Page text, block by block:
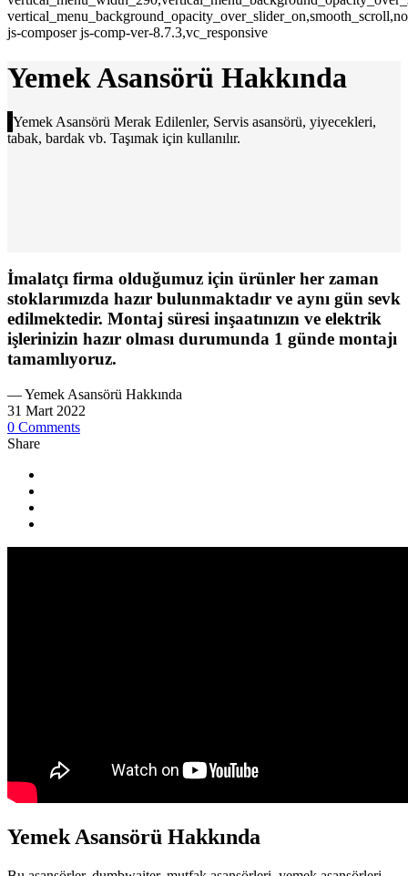
js-composer js-comp-ver-8.7.3,vc_responsive
Yemek Asansörü Hakkında
Yemek Asansörü Merak Edilenler, Servis asansörü, yiyecekleri,
tabak, bardak vb. Taşımak için kullanılır.
İmalatçı firma olduğumuz için ürünler her zaman
stoklarımızda hazır bulunmaktadır ve aynı gün sevk
edilmektedir. Montaj süresi inşaatınızın ve elektrik
işlerinizin hazır olması durumunda 1 günde montajı
tamamlıyoruz.
— Yemek Asansörü Hakkında
31 Mart 2022
0 Comments
Share
Yemek Asansörü Hakkında